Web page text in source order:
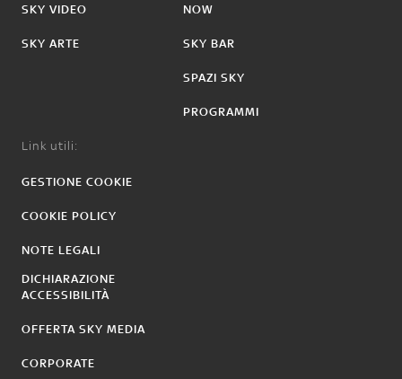
SKY VIDEO
SKY ARTE
NOW
SKY BAR
SPAZI SKY
PROGRAMMI
Link utili:
GESTIONE COOKIE
COOKIE POLICY
NOTE LEGALI
DICHIARAZIONE
ACCESSIBILITÀ
OFFERTA SKY MEDIA
CORPORATE